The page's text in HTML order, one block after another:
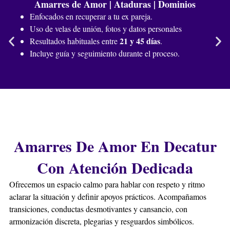
Amarres de Amor | Ataduras | Dominios
Enfocados en recuperar a tu ex pareja.
Uso de velas de unión, fotos y datos personales
Resultados habituales entre21 y 45 días.
Incluye guía y seguimiento durante el proceso.
Amarres De Amor En Decatur
Con Atención Dedicada
Ofrecemos un espacio calmo para hablar con respeto y ritmo
aclarar la situación y definir apoyos prácticos. Acompañamos
transiciones, conductas desmotivantes y cansancio, con
armonización discreta, plegarias y resguardos simbólicos.